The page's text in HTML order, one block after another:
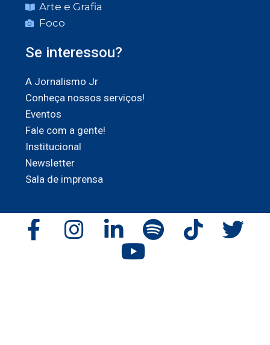
Arte e Grafia
Foco
Se interessou?
A Jornalismo Jr
Conheça nossos serviços!
Eventos
Fale com a gente!
Institucional
Newsletter
Sala de imprensa